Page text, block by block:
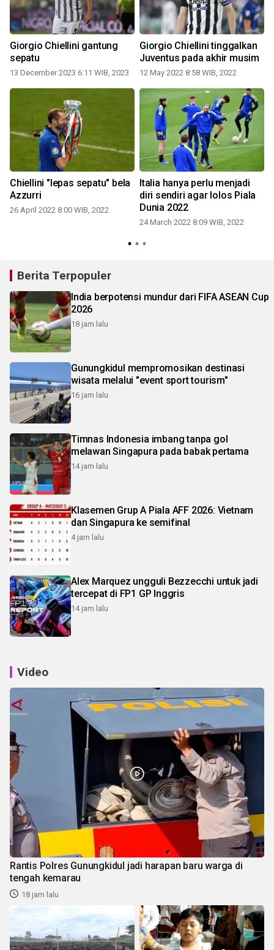
Giorgio Chiellini gantung
sepatu
13 December 2023 6:11 WIB, 2023
Giorgio Chiellini tinggalkan
Juventus pada akhir musim
12 May 2022 8:58 WIB, 2022
Chiellini "lepas sepatu" bela
Azzurri
26 April 2022 8:00 WIB, 2022
Italia hanya perlu menjadi
diri sendiri agar lolos Piala
Dunia 2022
24 March 2022 8:09 WIB, 2022
Berita Terpopuler
India berpotensi mundur dari FIFA ASEAN Cup
2026
18 jam lalu
Gunungkidul mempromosikan destinasi
wisata melalui "event sport tourism"
16 jam lalu
Timnas Indonesia imbang tanpa gol
melawan Singapura pada babak pertama
14 jam lalu
Klasemen Grup A Piala AFF 2026: Vietnam
dan Singapura ke semifinal
4 jam lalu
Alex Marquez ungguli Bezzecchi untuk jadi
tercepat di FP1 GP Inggris
14 jam lalu
Video
Rantis Polres Gunungkidul jadi harapan baru warga di
tengah kemarau
18 jam lalu